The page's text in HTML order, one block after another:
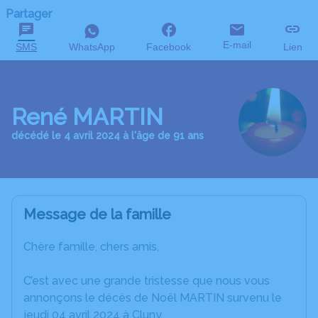
Partager
SMS WhatsApp Facebook E-mail Lien
René MARTIN
décédé le 4 avril 2024 à l'âge de 91 ans
Message de la famille
Chère famille, chers amis,
C’est avec une grande tristesse que nous vous
annonçons le décès de Noël MARTIN survenu le
jeudi 04 avril 2024 à Cluny.